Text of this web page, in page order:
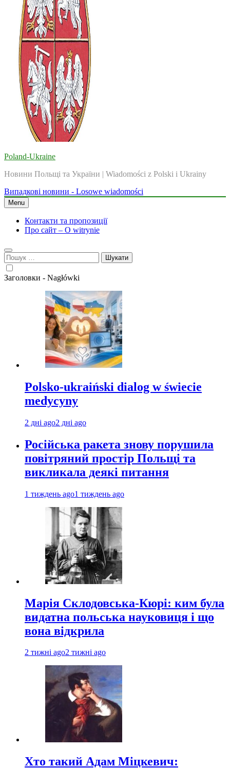
Poland-Ukraine
Новини Польщі та України | Wiadomości z Polski i Ukrainy
Випадкові новини - Losowe wiadomości
Menu
Контакти та пропозиції
Про сайт – O witrynie
Пошук:
Заголовки - Nagłówki
Polsko-ukraiński dialog w świecie
medycyny
2 дні ago2 дні ago
Російська ракета знову порушила
повітряний простір Польщі та
викликала деякі питання
1 тиждень ago1 тиждень ago
Марія Склодовська-Кюрі: ким була
видатна польська науковиця і що
вона відкрила
2 тижні ago2 тижні ago
Хто такий Адам Міцкевич: